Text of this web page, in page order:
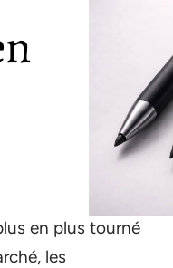
en plus tourné
les